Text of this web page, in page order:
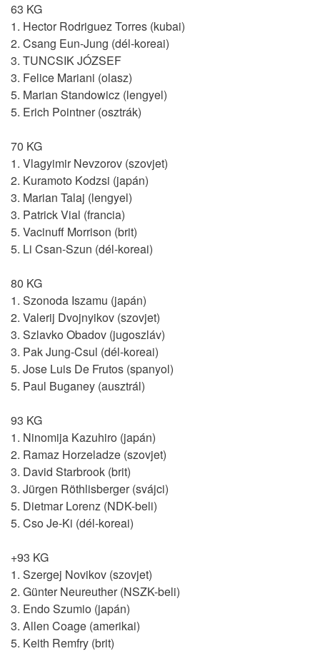
63 KG
1. Hector Rodriguez Torres (kubai)
2. Csang Eun-Jung (dél-koreai)
3. TUNCSIK JÓZSEF
3. Felice Mariani (olasz)
5. Marian Standowicz (lengyel)
5. Erich Pointner (osztrák)
70 KG
1. Vlagyimir Nevzorov (szovjet)
2. Kuramoto Kodzsi (japán)
3. Marian Talaj (lengyel)
3. Patrick Vial (francia)
5. Vacinuff Morrison (brit)
5. Li Csan-Szun (dél-koreai)
80 KG
1. Szonoda Iszamu (japán)
2. Valerij Dvojnyikov (szovjet)
3. Szlavko Obadov (jugoszláv)
3. Pak Jung-Csul (dél-koreai)
5. Jose Luis De Frutos (spanyol)
5. Paul Buganey (ausztrál)
93 KG
1. Ninomija Kazuhiro (japán)
2. Ramaz Horzeladze (szovjet)
3. David Starbrook (brit)
3. Jürgen Röthlisberger (svájci)
5. Dietmar Lorenz (NDK-beli)
5. Cso Je-Ki (dél-koreai)
+93 KG
1. Szergej Novikov (szovjet)
2. Günter Neureuther (NSZK-beli)
3. Endo Szumio (japán)
3. Allen Coage (amerikai)
5. Keith Remfry (brit)